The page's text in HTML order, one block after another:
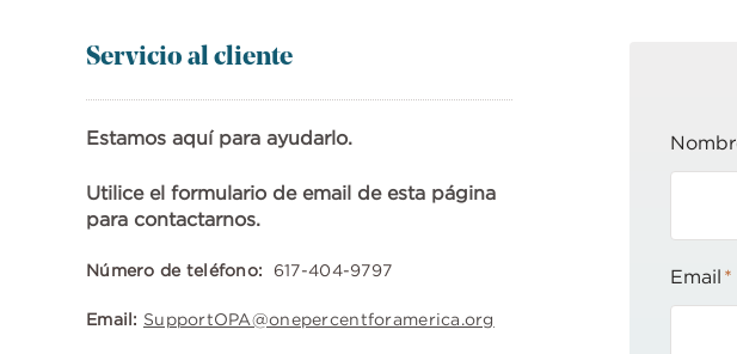
Servicio al cliente
Estamos aquí para ayudarlo.
Utilice el formulario de email de esta página
para contactarnos.
Número de teléfono: 617-404-9797
Email: SupportOPA@onepercentforamerica.org
Email